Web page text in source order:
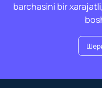
barchasini bir